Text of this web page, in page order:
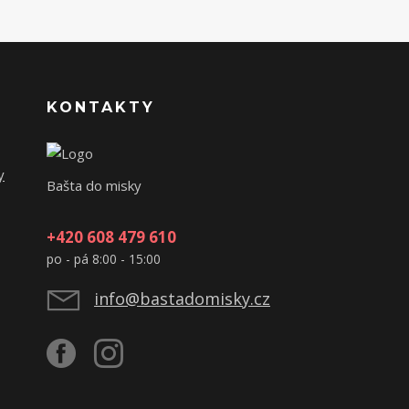
KONTAKTY
Bašta do misky
+420 608 479 610
po - pá 8:00 - 15:00
info@bastadomisky.cz